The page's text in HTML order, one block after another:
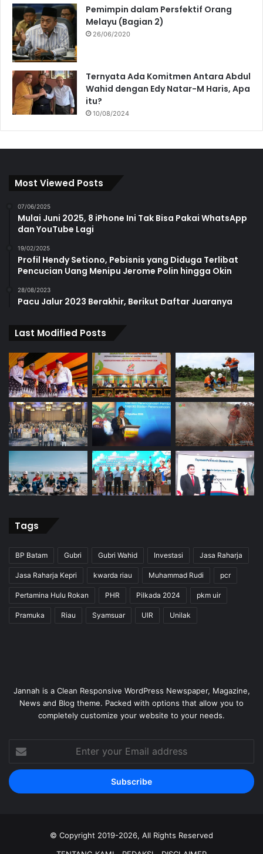
Pemimpin dalam Persfektif Orang
Melayu (Bagian 2)
26/06/2020
Ternyata Ada Komitmen Antara Abdul
Wahid dengan Edy Natar-M Haris, Apa
itu?
10/08/2024
Most Viewed Posts
07/06/2025
Mulai Juni 2025, 8 iPhone Ini Tak Bisa Pakai WhatsApp
dan YouTube Lagi
19/02/2025
Profil Hendy Setiono, Pebisnis yang Diduga Terlibat
Pencucian Uang Menipu Jerome Polin hingga Okin
28/08/2023
Pacu Jalur 2023 Berakhir, Berikut Daftar Juaranya
Last Modified Posts
Tags
BP Batam Gubri Gubri Wahid Investasi Jasa Raharja
Jasa Raharja Kepri kwarda riau Muhammad Rudi pcr
Pertamina Hulu Rokan PHR Pilkada 2024 pkm uir
Pramuka Riau Syamsuar UIR Unilak
Jannah is a Clean Responsive WordPress Newspaper, Magazine,
News and Blog theme. Packed with options that allow you to
completely customize your website to your needs.
your
Email
address
© Copyright 2019-2026, All Rights Reserved